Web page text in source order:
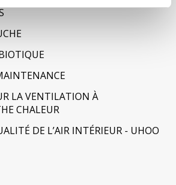
LA VENTILATION À
CHALEUR
DE L’AIR INTÉRIEUR - UHOO